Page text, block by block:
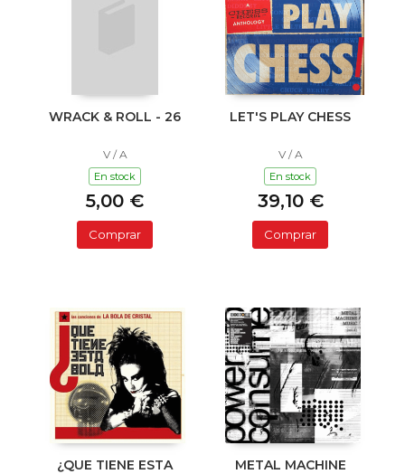
WRACK & ROLL - 26
V / A
En stock
5,00 €
Comprar
LET'S PLAY CHESS
V / A
En stock
39,10 €
Comprar
¿QUE TIENE ESTA
METAL MACHINE